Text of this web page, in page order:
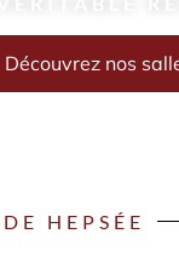
Découvrez nos
HEPSÉE